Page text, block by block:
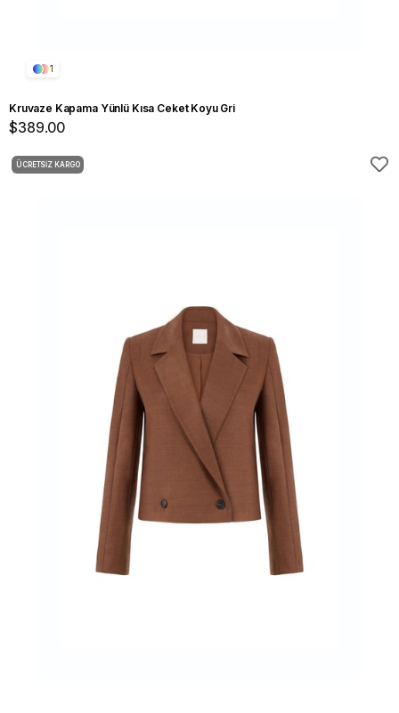
1
Kruvaze Kapama Yünlü Kısa Ceket Koyu Gri
$389.00
ÜCRETSIZ KARGO